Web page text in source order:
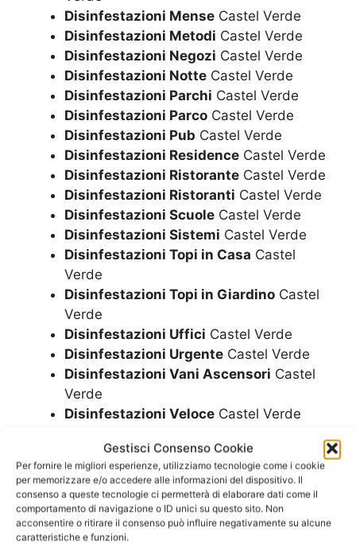
Gestisci Consenso Cookie
Per fornire le migliori esperienze, utilizziamo tecnologie come i cookie
per memorizzare e/o accedere alle informazioni del dispositivo. Il
consenso a queste tecnologie ci permetterà di elaborare dati come il
comportamento di navigazione o ID unici su questo sito. Non
acconsentire o ritirare il consenso può influire negativamente su alcune
caratteristiche e funzioni.
Disinfestazioni Mense Castel Verde
Disinfestazioni Metodi Castel Verde
Disinfestazioni Negozi Castel Verde
Disinfestazioni Notte Castel Verde
Disinfestazioni Parchi Castel Verde
Disinfestazioni Parco Castel Verde
Disinfestazioni Pub Castel Verde
Disinfestazioni Residence Castel Verde
Disinfestazioni Ristorante Castel Verde
Disinfestazioni Ristoranti Castel Verde
Disinfestazioni Scuole Castel Verde
Disinfestazioni Sistemi Castel Verde
Disinfestazioni Topi in Casa Castel
Verde
Disinfestazioni Topi in Giardino Castel
Verde
Disinfestazioni Uffici Castel Verde
Disinfestazioni Urgente Castel Verde
Disinfestazioni Vani Ascensori Castel
Verde
Disinfestazioni Veloce Castel Verde
SCRIVICI
Maggiori informazioni